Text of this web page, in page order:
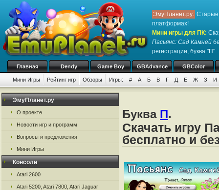
ЭмуПланет.ру: Старые
платформах!
Мини игры для ПК:
Пасьянс: Сад Камней
регистрации, буква "П"
Главная Dendy Game Boy GBAdvance GBColor
Мини Игры Рейтинг игр Обзоры Игры: # А Б В Г Д Е Ж З И
ЭмуПланет.ру
О проекте
Новости игр и программ
Вопросы и предложения
Мини Игры
Консоли
Atari 2600
Atari 5200, Atari 7800, Atari Jaguar
Буква П.
Скачать игру
бесплатно и